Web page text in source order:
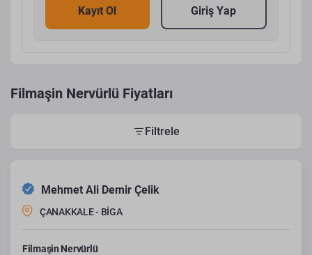
Kayıt Ol Giriş Yap
Filmaşin Nervürlü Fiyatları
Filtrele
Mehmet Ali Demir Çelik
ÇANAKKALE - BİGA
Filmaşin Nervürlü